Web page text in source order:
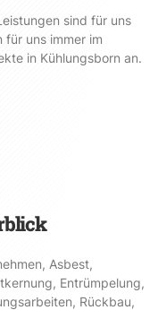
sind für uns
für uns immer im
in Kühlungsborn an.
, Asbest,
, Entrümpelung,
, Rückbau,